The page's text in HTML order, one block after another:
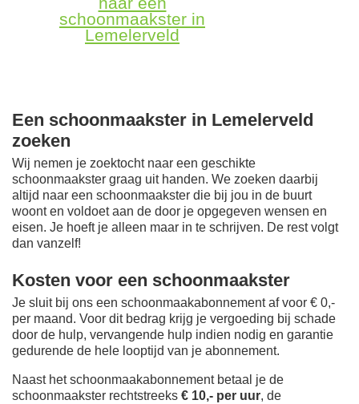
schoonmaakster in
Lemelerveld
Een schoonmaakster in Lemelerveld
zoeken
Wij nemen je zoektocht naar een geschikte
schoonmaakster graag uit handen. We zoeken daarbij
altijd naar een schoonmaakster die bij jou in de buurt
woont en voldoet aan de door je opgegeven wensen en
eisen. Je hoeft je alleen maar in te schrijven. De rest volgt
dan vanzelf!
Kosten voor een schoonmaakster
Je sluit bij ons een schoonmaakabonnement af voor € 0,-
per maand. Voor dit bedrag krijg je vergoeding bij schade
door de hulp, vervangende hulp indien nodig en garantie
gedurende de hele looptijd van je abonnement.
Naast het schoonmaakabonnement betaal je de
schoonmaakster rechtstreeks € 10,- per uur, de